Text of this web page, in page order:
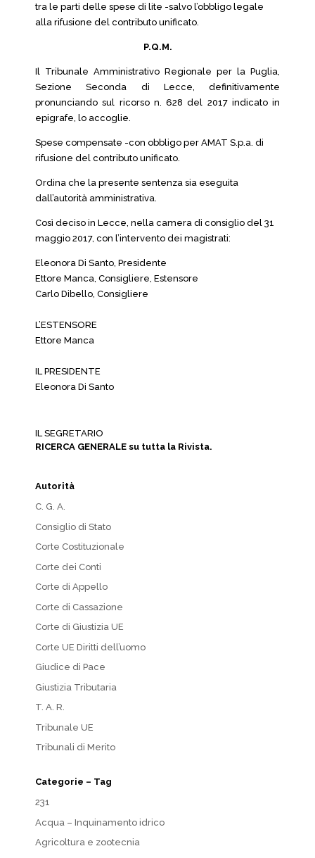
tra le parti delle spese di lite -salvo l’obbligo legale
alla rifusione del contributo unificato.
P.Q.M.
Il Tribunale Amministrativo Regionale per la Puglia,
Sezione Seconda di Lecce, definitivamente
pronunciando sul ricorso n. 628 del 2017 indicato in
epigrafe, lo accoglie.
Spese compensate -con obbligo per AMAT S.p.a. di
rifusione del contributo unificato.
Ordina che la presente sentenza sia eseguita
dall’autorità amministrativa.
Così deciso in Lecce, nella camera di consiglio del 31
maggio 2017, con l’intervento dei magistrati:
Eleonora Di Santo, Presidente
Ettore Manca, Consigliere, Estensore
Carlo Dibello, Consigliere
L’ESTENSORE
Ettore Manca
IL PRESIDENTE
Eleonora Di Santo
IL SEGRETARIO
RICERCA GENERALE su tutta la Rivista.
Autorità
C. G. A.
Consiglio di Stato
Corte Costituzionale
Corte dei Conti
Corte di Appello
Corte di Cassazione
Corte di Giustizia UE
Corte UE Diritti dell’uomo
Giudice di Pace
Giustizia Tributaria
T. A. R.
Tribunale UE
Tribunali di Merito
Categorie – Tag
231
Acqua – Inquinamento idrico
Agricoltura e zootecnia